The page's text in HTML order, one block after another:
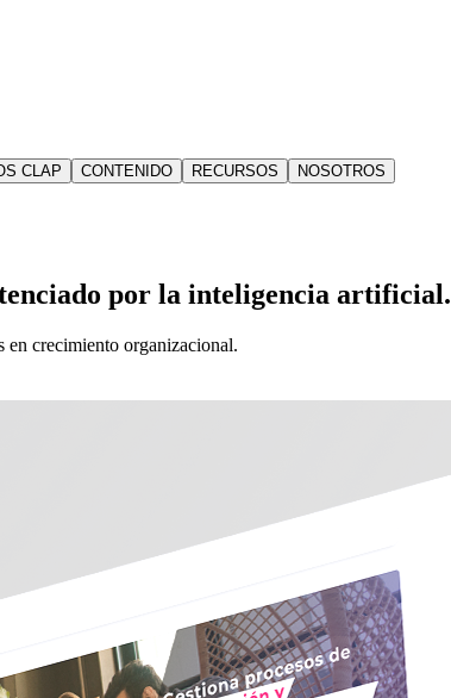
CLAP CONTENIDO RECURSOS NOSOTROS
por la inteligencia artificial.
crecimiento organizacional.